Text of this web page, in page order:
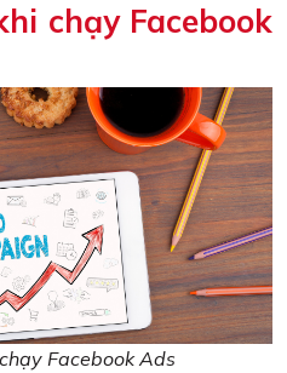
chạy Facebook
Facebook Ads